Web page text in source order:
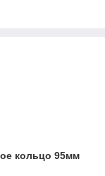
кольцо 95мм